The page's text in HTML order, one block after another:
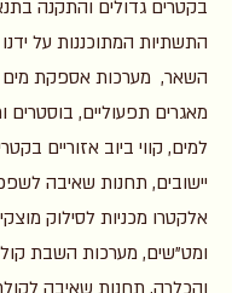
בקטרים גדולים והתקנה
התשתיות המתוכננות על ידנו
השאר, מערכות אספקת מים
מאגרים תפעוליים, בוסטרים
למים, קווי ביוב אזוריים
יישובים, תחנות שאיבה
אלקטרו מכניות לסילוק
ומט"שים, מערכות השבת
והכלרה, תחנות שאיבה